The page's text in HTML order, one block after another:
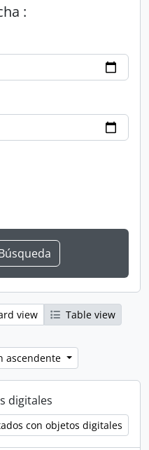
:
view
Table view
ascendente
digitales
con objetos digitales